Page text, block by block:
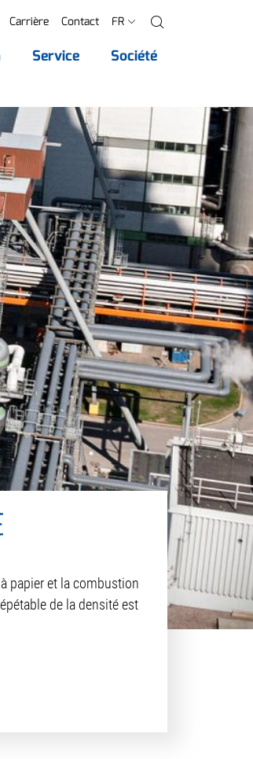
Carrière Contact FR
Service Société
papier et la combustion
de la densité est